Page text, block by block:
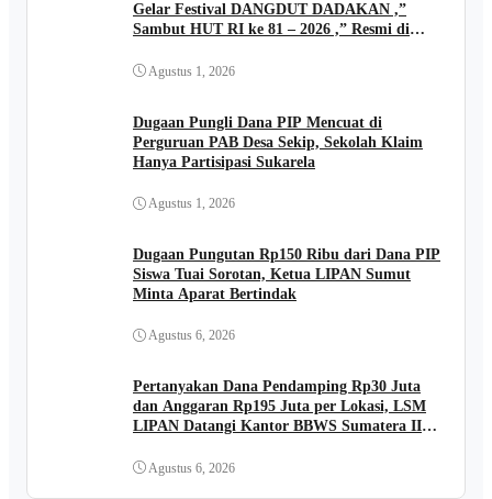
Gelar Festival DANGDUT DADAKAN ,”
Sambut HUT RI ke 81 – 2026 ,” Resmi di
Agustus 1, 2026
Dugaan Pungli Dana PIP Mencuat di
Perguruan PAB Desa Sekip, Sekolah Klaim
Hanya Partisipasi Sukarela
Agustus 1, 2026
Dugaan Pungutan Rp150 Ribu dari Dana PIP
Siswa Tuai Sorotan, Ketua LIPAN Sumut
Minta Aparat Bertindak
Agustus 6, 2026
Pertanyakan Dana Pendamping Rp30 Juta
dan Anggaran Rp195 Juta per Lokasi, LSM
LIPAN Datangi Kantor BBWS Sumatera II
Agustus 6, 2026